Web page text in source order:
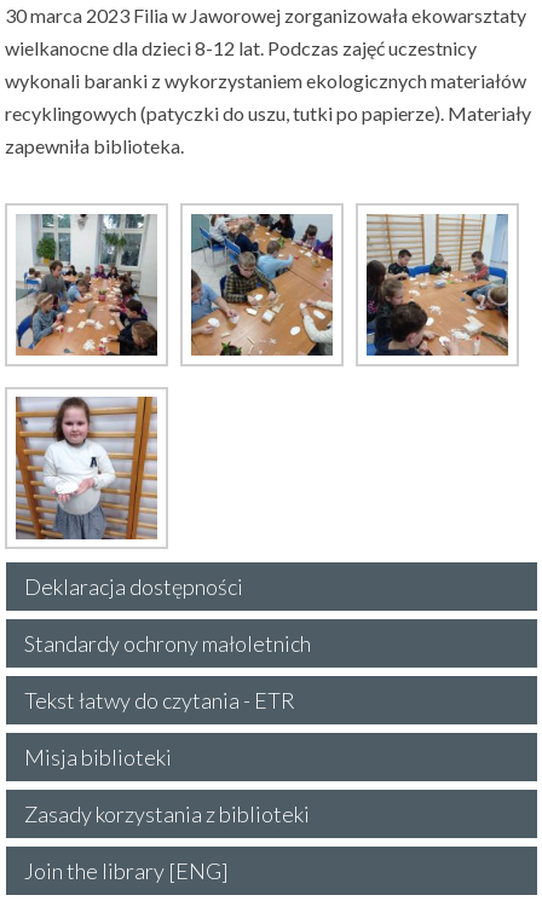
30 marca 2023 Filia w Jaworowej zorganizowała ekowarsztaty
wielkanocne dla dzieci 8-12 lat. Podczas zajęć uczestnicy
wykonali baranki z wykorzystaniem ekologicznych materiałów
recyklingowych (patyczki do uszu, tutki po papierze). Materiały
zapewniła biblioteka.
Deklaracja dostępności
Standardy ochrony małoletnich
Tekst łatwy do czytania - ETR
Misja biblioteki
Zasady korzystania z biblioteki
Join the library [ENG]